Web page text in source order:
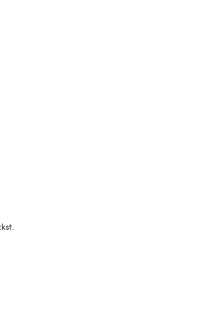
sich in einem neuen Tab)